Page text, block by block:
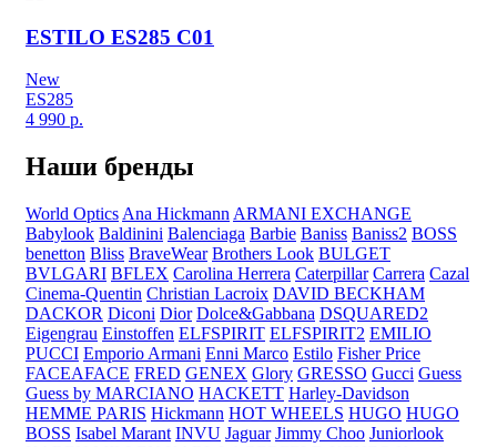
ESTILO ES285 C01
New
ES285
4 990 р.
Наши бренды
World Optics Ana Hickmann ARMANI EXCHANGE
Babylook Baldinini Balenciaga Barbie Baniss Baniss2 BOSS
benetton Bliss BraveWear Brothers Look BULGET
BVLGARI BFLEX Carolina Herrera Caterpillar Carrera Cazal
Cinema-Quentin Christian Lacroix DAVID BECKHAM
DACKOR Diconi Dior Dolce&Gabbana DSQUARED2
Eigengrau Einstoffen ELFSPIRIT ELFSPIRIT2 EMILIO
PUCCI Emporio Armani Enni Marco Estilo Fisher Price
FACEAFACE FRED GENEX Glory GRESSO Gucci Guess
Guess by MARCIANO HACKETT Harley-Davidson
HEMME PARIS Hickmann HOT WHEELS HUGO HUGO
BOSS Isabel Marant INVU Jaguar Jimmy Choo Juniorlook